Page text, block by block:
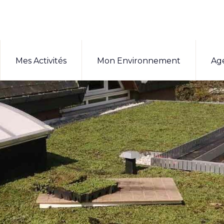
Mes Activités Mon Environnement